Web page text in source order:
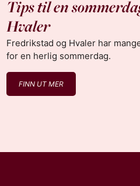
Tips til en
Hvaler
Fredrikstad og Hvaler har
for en herlig sommerdag.
FINN UT MER